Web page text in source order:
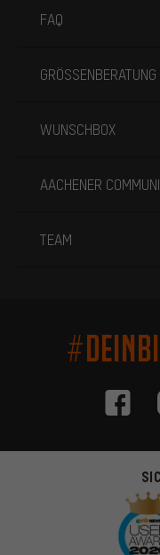
FAQ
GRÖSSENBERATUNG
WUNSCHBOX
AACHENER
TEAM